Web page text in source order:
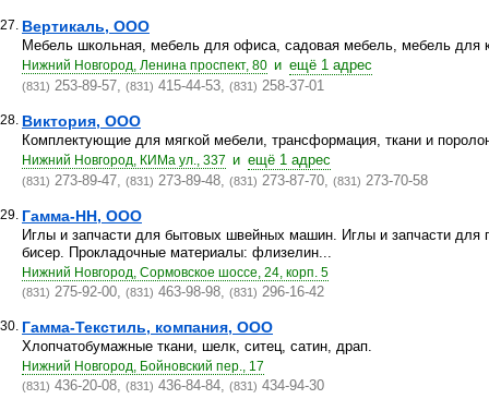
27. Вертикаль, ООО
Мебель школьная, мебель для офиса, садовая мебель, мебель для
Нижний Новгород, Ленина проспект, 80 и ещё 1 адрес
(831) 253-89-57, (831) 415-44-53, (831) 258-37-01
28. Виктория, ООО
Комплектующие для мягкой мебели, трансформация, ткани и
Нижний Новгород, КИМа ул., 337 и ещё 1 адрес
(831) 273-89-47, (831) 273-89-48, (831) 273-87-70, (831) 273-70-58
29. Гамма-НН, ООО
Иглы и запчасти для бытовых швейных машин. Иглы и запчасти
бисер. Прокладочные материалы: флизелин...
Нижний Новгород, Сормовское шоссе, 24, корп. 5
(831) 275-92-00, (831) 463-98-98, (831) 296-16-42
30. Гамма-Текстиль, компания, ООО
Хлопчатобумажные ткани, шелк, ситец, сатин, драп.
Нижний Новгород, Бойновский пер., 17
(831) 436-20-08, (831) 436-84-84, (831) 434-94-30